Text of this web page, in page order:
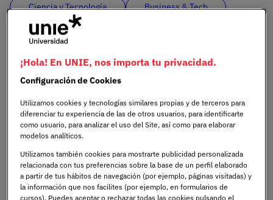
Ciencia y Tecnología
Business & Tech
Educación
Imagen
¡Hola! En UNIE, nos importa tu privacidad.
Configuración de Cookies
Utilizamos cookies y tecnologías similares propias y de terceros para
diferenciar tu experiencia de las de otros usuarios, para identificarte
como usuario, para analizar el uso del Site, así como para elaborar
modelos analíticos.
Utilizamos también cookies para mostrarte publicidad personalizada
relacionada con tus preferencias sobre la base de un perfil elaborado
a partir de tus hábitos de navegación (por ejemplo, páginas visitadas) y
la información que nos facilites (por ejemplo, en formularios de
cursos). Puedes aceptar o rechazar todas las cookies pulsando el